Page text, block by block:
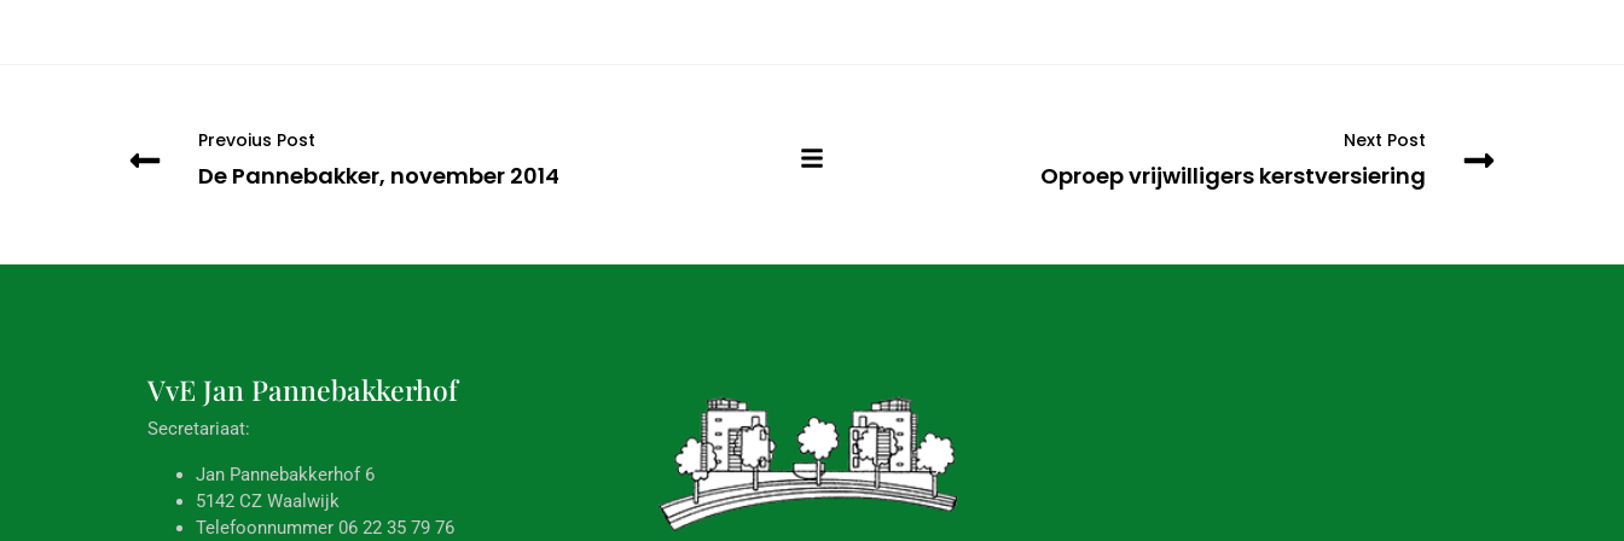
Prevoius Post
De Pannebakker, november 2014
Next Post
Oproep vrijwilligers kerstversiering
VvE Jan Pannebakkerhof
Secretariaat:
Jan Pannebakkerhof 6
5142 CZ Waalwijk
Telefoonnummer 06 22 35 79 76